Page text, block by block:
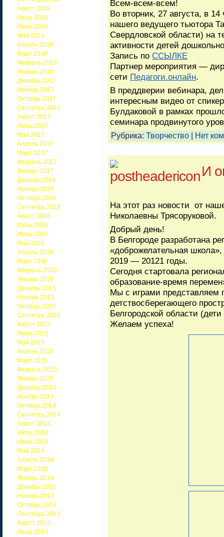
Август 2018
Июль 2018
Июнь 2018
Май 2018
Апрель 2018
Март 2018
Февраль 2018
Январь 2018
Декабрь 2017
Ноябрь 2017
Октябрь 2017
Сентябрь 2017
Август 2017
Июнь 2017
Май 2017
Апрель 2017
Март 2017
Февраль 2017
Январь 2017
Декабрь 2016
Ноябрь 2016
Октябрь 2016
Сентябрь 2016
Август 2016
Июль 2016
Июнь 2016
Май 2016
Апрель 2016
Март 2016
Февраль 2016
Январь 2016
Декабрь 2015
Ноябрь 2015
Октябрь 2015
Сентябрь 2015
Август 2015
Июнь 2015
Май 2015
Апрель 2015
Март 2015
Февраль 2015
Январь 2015
Декабрь 2014
Ноябрь 2014
Октябрь 2014
Сентябрь 2014
Август 2014
Июль 2014
Июнь 2014
Май 2014
Апрель 2014
Март 2014
Январь 2014
Декабрь 2013
Ноябрь 2013
Октябрь 2013
Сентябрь 2013
Август 2013
Июль 2013
Всем-всем-всем!
Во вторник, 27 августа, в
нашего ведущего тьютора
Свердловской области) на
активности детей
Запись по ССЫЛКЕ
Партнер мероприятия —
сети Педагоги.онлайн.
В преддверии вебинара,
интересным видео от
Булдаковой в рамках
семинара продвинутого
Рубрика: Творчество Нет
И
На этот раз новости от
Николаевны Трясоруковой.
Добрый день!
В Белгороде разработана
«доброжелательная
2019 — 20121 годы.
Сегодня стартовала
образование-время
Мы с играми представляем
детствосберегающего
Белгородской области
Желаем успеха!